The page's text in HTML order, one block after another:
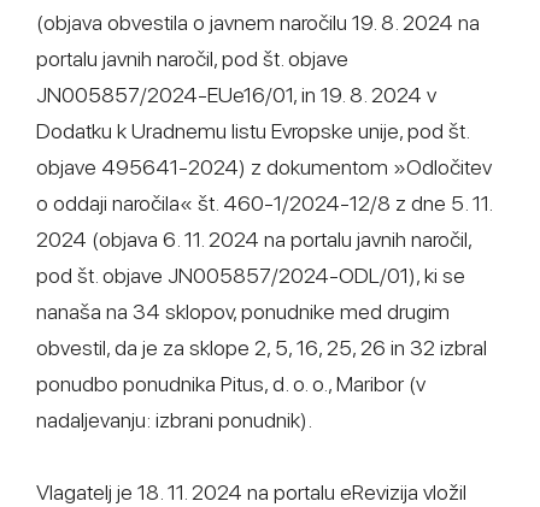
(objava obvestila o javnem naročilu 19. 8. 2024 na
portalu javnih naročil, pod št. objave
JN005857/2024-EUe16/01, in 19. 8. 2024 v
Dodatku k Uradnemu listu Evropske unije, pod št.
objave 495641-2024) z dokumentom »Odločitev
o oddaji naročila« št. 460-1/2024-12/8 z dne 5. 11.
2024 (objava 6. 11. 2024 na portalu javnih naročil,
pod št. objave JN005857/2024-ODL/01), ki se
nanaša na 34 sklopov, ponudnike med drugim
obvestil, da je za sklope 2, 5, 16, 25, 26 in 32 izbral
ponudbo ponudnika Pitus, d. o. o., Maribor (v
nadaljevanju: izbrani ponudnik).
Vlagatelj je 18. 11. 2024 na portalu eRevizija vložil